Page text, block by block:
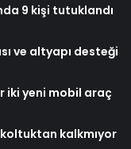
9 kişi tutuklandı
ve altyapı desteği
iki yeni mobil araç
koltuktan kalkmıyor